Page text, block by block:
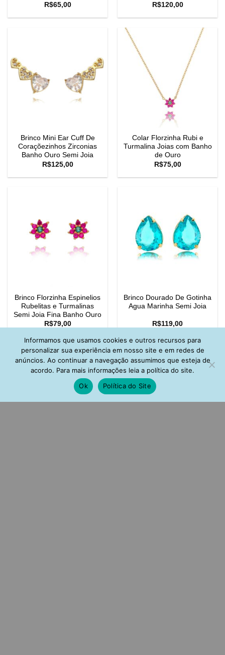
R$65,00
R$120,00
Brinco Mini Ear Cuff De
Coraçõezinhos Zirconias
Banho Ouro Semi Joia
R$125,00
Colar Florzinha Rubi e
Turmalina Joias com Banho
de Ouro
R$75,00
Brinco Florzinha Espinelios
Rubelitas e Turmalinas
Semi Joia Fina Banho Ouro
R$79,00
Brinco Dourado De Gotinha
Agua Marinha Semi Joia
R$119,00
Informamos que usamos cookies e outros recursos para
personalizar sua experiência em nosso site e em redes de
anúncios. Ao continuar a navegação assumimos que esteja de
acordo. Para mais informações leia a política do site.
Ok
Política do Site